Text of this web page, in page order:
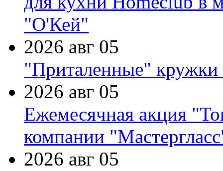
"О'Кей"
2026 авг 05
"Приталенные" кружки
2026 авг 05
Ежемесячная акция
компании
2026 авг 05